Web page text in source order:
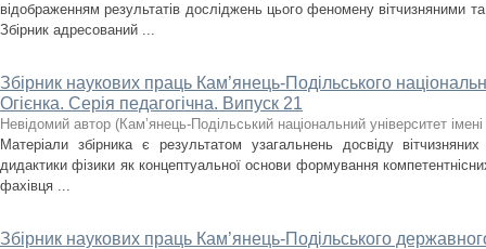
відображенням результатів досліджень цього феномену вітчизняними
Збірник адресований ...
Збірник наукових праць Кам’янець-Подільського
Огієнка. Серія педагогічна. Випуск 21
Невідомий автор (Кам’янець-Подільський національний університет
Матеріали збірника є результатом узагальнень досвіду
дидактики фізики як концептуальної основи формування
фахівця ...
Збірник наукових праць Кам’янець-Подільського